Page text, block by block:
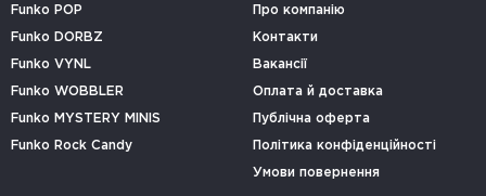
Funko POP
Funko DORBZ
Funko VYNL
Funko WOBBLER
Funko MYSTERY MINIS
Funko Rock Candy
Про компанію
Контакти
Вакансії
Оплата й доставка
Публічна оферта
Політика конфіденційності
Умови повернення